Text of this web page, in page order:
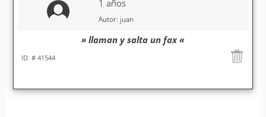
Autor: juan
1 años
ID: # 41544
» llaman y salta un fax «